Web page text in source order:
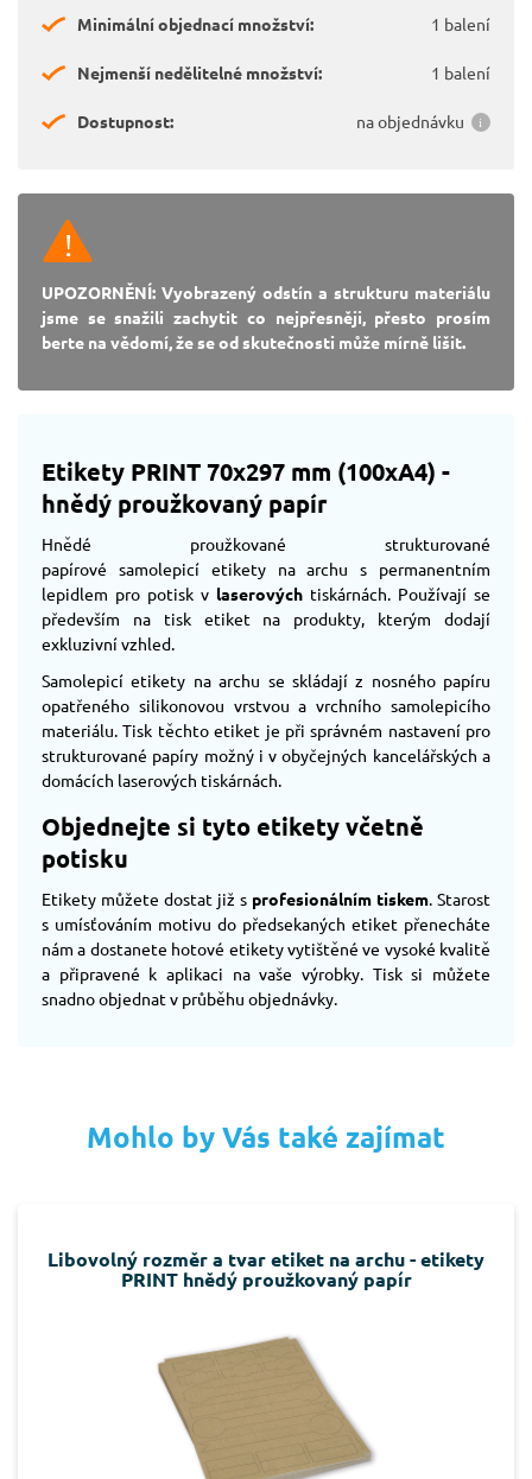
Minimální objednací množství: 1 balení
Nejmenší nedělitelné množství: 1 balení
Dostupnost: na objednávku
UPOZORNĚNÍ: Vyobrazený odstín a strukturu materiálu
jsme se snažili zachytit co nejpřesněji, přesto prosím
berte na vědomí, že se od skutečnosti může mírně lišit.
Etikety PRINT 70x297 mm (100xA4) -
hnědý proužkovaný papír
Hnědé proužkované strukturované
papírové samolepicí etikety na archu s permanentním
lepidlem pro potisk v laserových tiskárnách. Používají se
především na tisk etiket na produkty, kterým dodají
exkluzivní vzhled.
Samolepicí etikety na archu se skládají z nosného papíru
opatřeného silikonovou vrstvou a vrchního samolepicího
materiálu. Tisk těchto etiket je při správném nastavení pro
strukturované papíry možný i v obyčejných kancelářských a
domácích laserových tiskárnách.
Objednejte si tyto etikety včetně
potisku
Etikety můžete dostat již s profesionálním tiskem. Starost
s umísťováním motivu do předsekaných etiket přenecháte
nám a dostanete hotové etikety vytištěné ve vysoké kvalitě
a připravené k aplikaci na vaše výrobky. Tisk si můžete
snadno objednat v průběhu objednávky.
Mohlo by Vás také zajímat
Libovolný rozměr a tvar etiket na archu - etikety
PRINT hnědý proužkovaný papír